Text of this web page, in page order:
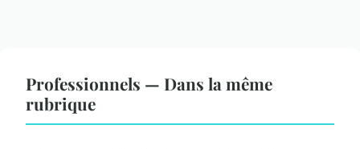
Professionnels — Dans la même
rubrique